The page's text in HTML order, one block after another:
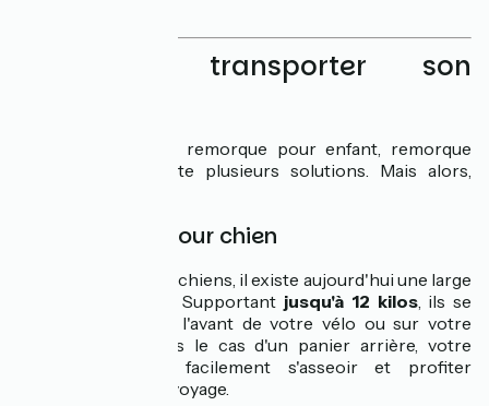
Comment transporter son
Panier pour chien, remorque pour enfant, remorque
pour chien, il existe plusieurs solutions. Mais alors,
Le panier pour chien
Idéal pour les petits chiens, il existe aujourd'hui une large
gamme de paniers. Supportant jusqu'à 12 kilos, ils se
fixent facilement à l'avant de votre vélo ou sur votre
porte-bagage. Dans le cas d'un panier arrière, votre
chien peut plus facilement s'asseoir et profiter
pleinement de son voyage.